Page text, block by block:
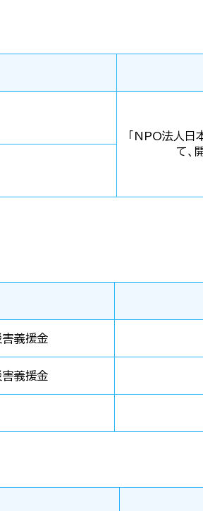
「NPO法人日
て、
義援金
義援金